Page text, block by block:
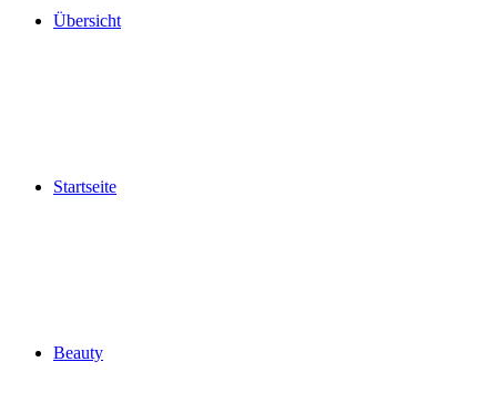
Übersicht
Startseite
Beauty